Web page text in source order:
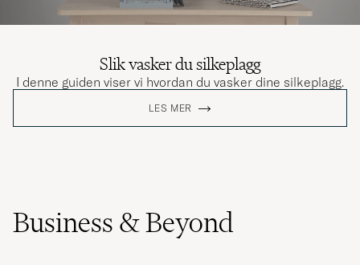
Slik vasker du silkeplagg
I denne guiden viser vi hvordan du vasker dine silkeplagg.
LES MER
Business & Beyond